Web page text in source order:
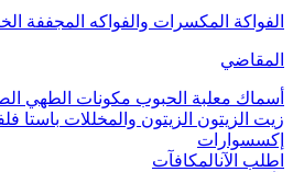
الفواكة المكسرات والفواكه المجففة
المقاضي
أسماك معلبة الحبوب مكونات الطهي
زيت الزيتون الزيتون والمخللات باستا
إكسسوارات
اطلب الآنالمكافآت